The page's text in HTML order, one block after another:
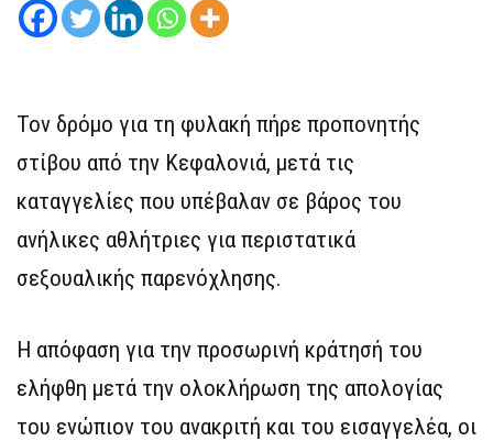
Τον δρόμο για τη φυλακή πήρε προπονητής
στίβου από την Κεφαλονιά, μετά τις
καταγγελίες που υπέβαλαν σε βάρος του
ανήλικες αθλήτριες για περιστατικά
σεξουαλικής παρενόχλησης.
Η απόφαση για την προσωρινή κράτησή του
ελήφθη μετά την ολοκλήρωση της απολογίας
του ενώπιον του ανακριτή και του εισαγγελέα, οι